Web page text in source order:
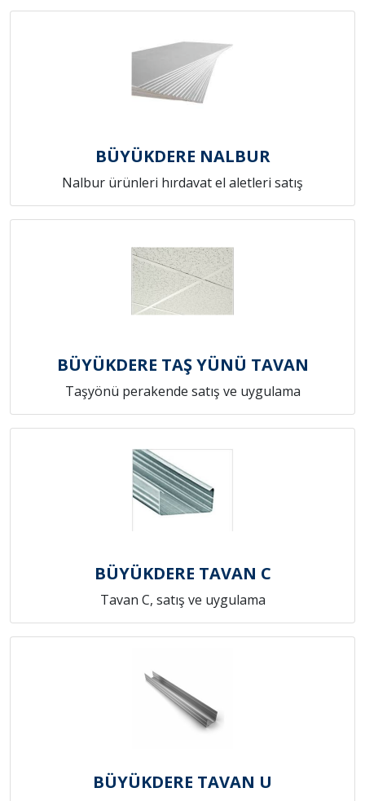
BÜYÜKDERE NALBUR
Nalbur ürünleri hırdavat el aletleri satış
BÜYÜKDERE TAŞ YÜNÜ TAVAN
Taşyönü perakende satış ve uygulama
BÜYÜKDERE TAVAN C
Tavan C, satış ve uygulama
BÜYÜKDERE TAVAN U